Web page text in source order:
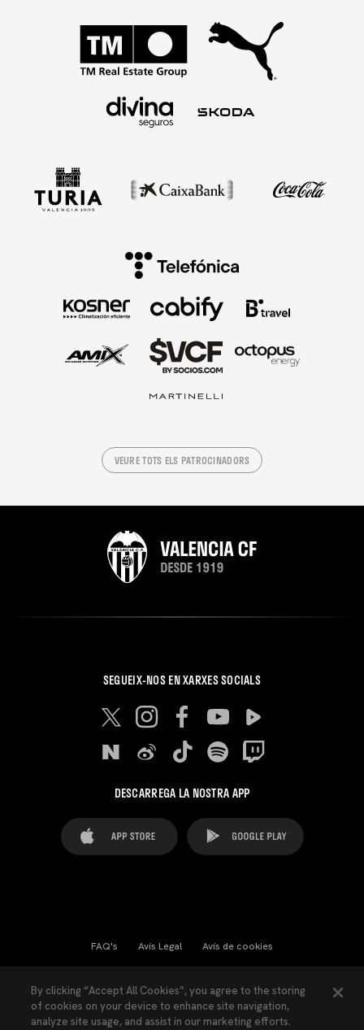
VEURE TOTS ELS PATROCINADORS
SEGUEIX-NOS EN XARXES SOCIALS
DESCARREGA LA NOSTRA APP
FAQ's Avís Legal Avís de cookies
Llei de Transparència Política de Privacitat
By clicking “Accept All Cookies”, you agree to the storing
of cookies on your device to enhance site navigation,
analyze site usage, and assist in our marketing efforts.